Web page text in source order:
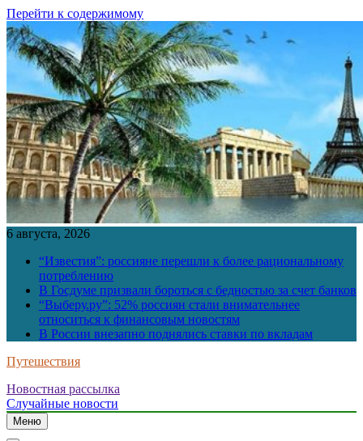
Перейти к содержимому
6 августа, 2026
“Известия”: россияне перешли к более рациональному
потреблению
В Госдуме призвали бороться с бедностью за счет банков
“Выберу.ру”: 52% россиян стали внимательнее
относиться к финансовым новостям
В России внезапно поднялись ставки по вкладам
Путешествия
Новостная рассылка
Случайные новости
Меню